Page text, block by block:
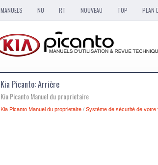
MANUELS NU RT NOUVEAU TOP PLAN
Kia Picanto: Arrière
Kia Picanto Manuel du proprietaire
Kia Picanto Manuel du proprietaire / Système de sécurité de votre